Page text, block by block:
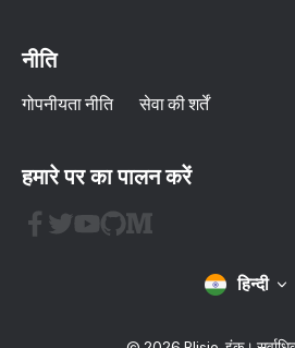
नीति
गोपनीयता नीति सेवा की शर्तें
हमारे पर का पालन करें
हिन्दी